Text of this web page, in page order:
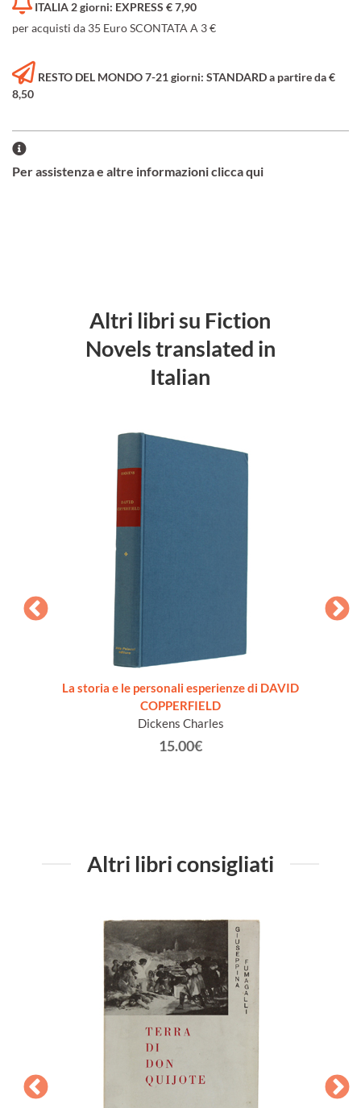
ITALIA 2 giorni: EXPRESS € 7,90
per acquisti da 35 Euro SCONTATA A 3 €
RESTO DEL MONDO 7-21 giorni: STANDARD a partire da €
8,50
Per assistenza e altre informazioni clicca qui
Altri libri su Fiction
Novels translated in
Italian
La storia e le personali esperienze di DAVID
COPPERFIELD
Dickens Charles
15.00€
Altri libri consigliati